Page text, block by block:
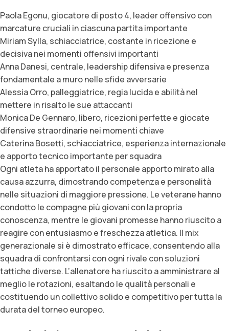
Paola Egonu, giocatore di posto 4, leader offensivo con
marcature cruciali in ciascuna partita importante
Miriam Sylla, schiacciatrice, costante in ricezione e
decisiva nei momenti offensivi importanti
Anna Danesi, centrale, leadership difensiva e presenza
fondamentale a muro nelle sfide avversarie
Alessia Orro, palleggiatrice, regia lucida e abilità nel
mettere in risalto le sue attaccanti
Monica De Gennaro, libero, ricezioni perfette e giocate
difensive straordinarie nei momenti chiave
Caterina Bosetti, schiacciatrice, esperienza internazionale
e apporto tecnico importante per squadra
Ogni atleta ha apportato il personale apporto mirato alla
causa azzurra, dimostrando competenza e personalità
nelle situazioni di maggiore pressione. Le veterane hanno
condotto le compagne più giovani con la propria
conoscenza, mentre le giovani promesse hanno riuscito a
reagire con entusiasmo e freschezza atletica. Il mix
generazionale si è dimostrato efficace, consentendo alla
squadra di confrontarsi con ogni rivale con soluzioni
tattiche diverse. L’allenatore ha riuscito a amministrare al
meglio le rotazioni, esaltando le qualità personali e
costituendo un collettivo solido e competitivo per tutta la
durata del torneo europeo.